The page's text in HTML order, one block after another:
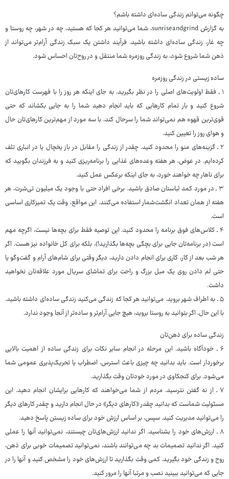
چگونه می‌توانم زندگی ساده‌ای داشته باشم؟
به گزارش sunriseandgrind، شما می‌توانید هر کجا که هستید، چه در شهر، چه روستا و
چه غار، زندگی ساده‌ای داشته باشید. فرآیند داشتن یک سبک زندگی آرام‌تر می‌تواند از
ذهن شما شروع شود، به زندگی روزمره شما منتقل و در روح‌تان احساس شود.
ساده زیستی در زندگی روزمره
۱ ـ فقط اولویت‌های اصلی را در نظر بگیرید. به جای اینکه هر روز را با فهرست کارهای‌تان
شروع کنید و بار تمام کارهایی که باید انجام دهید شما را به جایی بکشاند که حتی
قوی‌ترین قهوه هم نمی‌تواند شما را سرحال کند، با سه مورد از مهم‌ترین کارهای‌تان حال
و هوای روز را تعیین کنید.
۲ ـ گزینه‌های منو را محدود کنید. چقدر از زندگی را مقابل در باز یخچال یا در انباری تلف
کرده‌ایم. در عوض، هر هفته وعده‌های غذایی را برنامه‌ریزی کنید و به فرزندان بگویید که
برای ناهار چه خواهند خورد، به جای اینکه برعکس عمل کنید.
۳ ـ در مورد کمد لباستان صادق باشید. برخی افراد حتی با وجود یک میلیون تی‌شرت، هر
هفته از همان تعداد انگشت‌شمار استفاده می‌کنند. این مواقع، وقت یک تمیزکاری اساسی
است.
۴ ـ کلاس‌های فوق برنامه را محدود کنید. این توصیه فقط برای بچه‌ها نیست، اگرچه مهم
است (در برنامه‌تان جایی برای بچگی بچه‌ها بگذارید!)، بلکه برای کل خانواده نیز هست. اگر
هر شب بعد از کار، کاری برای انجام دادن دارید، دیگر وقتی برای شام‌های آرام و گفت‌وگو یا
حتی لم دادن روی یک مبل بزرگ و راحت برای تماشای سریال مورد علاقه‌تان نخواهید
داشت.
۵ ـ به اطراف شهر بروید. می‌توانید هر کجا که زندگی می‌کنید زندگی ساده‌ای داشته باشید.
با این حال، اگر بتوانید به روستا بروید، هیچ جایی آرام‌تر و ساده‌تر از آنجا وجود ندارد.
زندگی ساده برای ذهن‌تان
۶ ـ خودآگاه باشید. این مرحله در انجام سایر نکات برای زندگی ساده از اهمیت بالایی
برخوردار است. باید بدانید چه چیزی باعث استرس، اضطراب یا تحریک‌پذیری عمومی شما
می‌شود. برای کنجکاوی در مورد خودتان وقت بگذارید.
۷ ـ از نه گفتن نترسید. مردم از شما می‌خواهند که کارهایی برایشان انجام دهید. این
مسئولیت شماست که بدانید چقدر «کارهای دیگر» در حال انجام دارید و چقدر کارهای دیگر
را می‌توانید مدیریت کنید. سپس، بر اساس ارزش خود برای ساده زیستن پاسخ دهید.
۸ ـ ارزش‌های خود را بشناسید. اگر ندانید ارزش‌های‌تان چیستند، نمی‌توانید آنها را عملی
کنید. اگر ندانید تصمیمات بد چه می‌توانند باشند، نمی‌توانید تصمیمات خوبی برای ذهن،
روح و زندگی خود بگیرید. کمی وقت بگذارید تا ارزش‌های خود را مشخص کنید و آنها را در
جایی که می‌توانید ببینید نصب و مرتبا آنها را مرور کنید.